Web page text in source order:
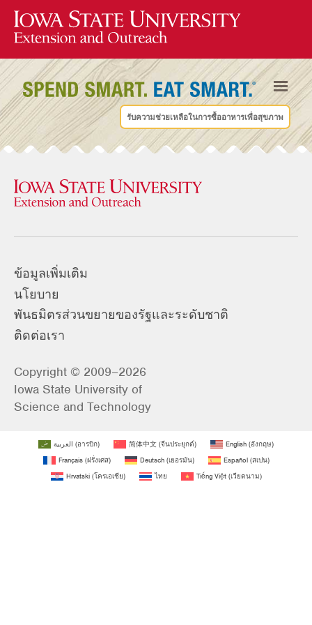
รับความช่วยเหลือในการซื้ออาหารเพื่อสุขภาพ
ข้อมูลเพิ่มเติม
นโยบาย
พันธมิตรส่วนขยายของรัฐและระดับชาติ
ติดต่อเรา
Copyright © 2009–2026
Iowa State University of
Science and Technology
العربية (อารบิก) 简体中文 (จีนประยุกต์) English (อังกฤษ)
Français(ฝรั่งเศส) Deutsch(เยอรมัน) Español(สเปน)
Hrvatski(โครเอเชีย) ไทย Tiếng Việt(เวียดนาม)